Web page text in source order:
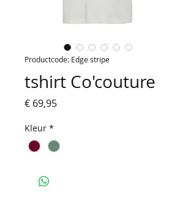
Productcode: Edge stripe
tshirt Co'couture
€ 69,95Prijs
Kleur *